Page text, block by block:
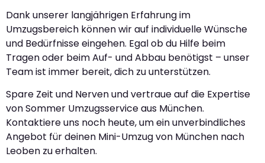
Dank unserer langjährigen Erfahrung im
Umzugsbereich können wir auf individuelle Wünsche
und Bedürfnisse eingehen. Egal ob du Hilfe beim
Tragen oder beim Auf- und Abbau benötigst – unser
Team ist immer bereit, dich zu unterstützen.
Spare Zeit und Nerven und vertraue auf die Expertise
von Sommer Umzugsservice aus München.
Kontaktiere uns noch heute, um ein unverbindliches
Angebot für deinen Mini-Umzug von München nach
Leoben zu erhalten.